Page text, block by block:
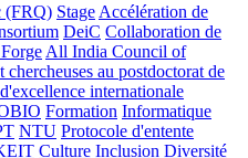
(FRQ) Stage Accélération de
DeiC Collaboration de
All India Council of
chercheuses au postdoctorat de
internationale
Formation Informatique
NTU Protocole d'entente
Culture Inclusion Diversité